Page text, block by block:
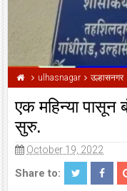
ulhasnagar उल्हासनगर
एक महिन्या
सुरु.
October 19, 2022
Share to: